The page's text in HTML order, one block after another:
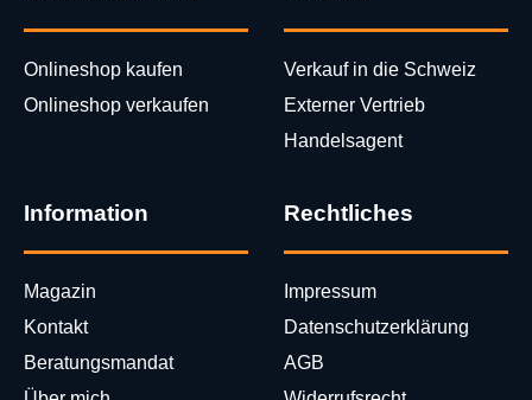
Onlineshop kaufen
Onlineshop verkaufen
Verkauf in die Schweiz
Externer Vertrieb
Handelsagent
Information
Magazin
Kontakt
Beratungsmandat
Rechtliches
Impressum
Datenschutzerklärung
AGB